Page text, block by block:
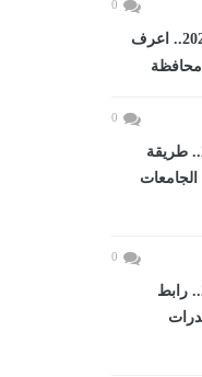
0
تنسيق الثانوى العام 2027.. اعرف
0
تنسيق الجامعات 2026.. طريقة
الجامعات
0
تنسيق الجامعات 2026.. رابط